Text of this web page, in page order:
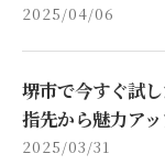
2025/04/06
堺市で今すぐ試
指先から魅力ア
2025/03/31